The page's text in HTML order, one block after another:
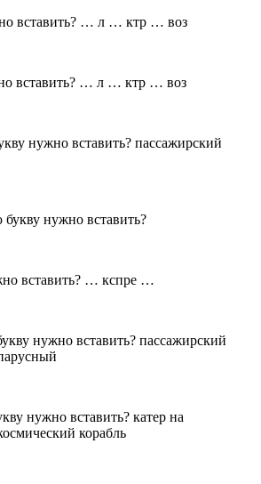
вставить? … л … ктр … воз
вставить? … л … ктр … воз
нужно вставить? пассажирский
нужно вставить?
вставить? … кспре …
нужно вставить? пассажирский
нужно вставить? катер на
корабль